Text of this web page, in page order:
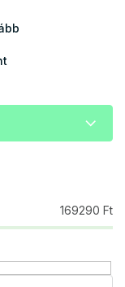
169290 Ft